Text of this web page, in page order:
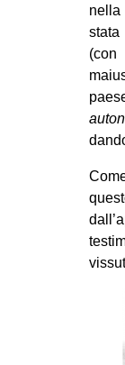
stata